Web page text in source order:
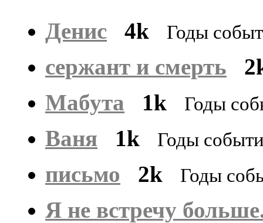
Денис
4k Годы
сержант и смерть
Мабута
1k Годы
Ваня 1k Годы
письмо 2k Годы
Я не встречу